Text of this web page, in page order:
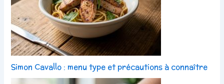
Simon Cavallo : menu type et précautions à connaître